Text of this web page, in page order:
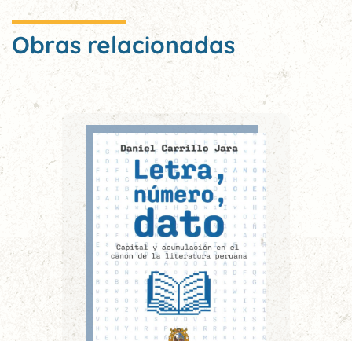
Obras relacionadas